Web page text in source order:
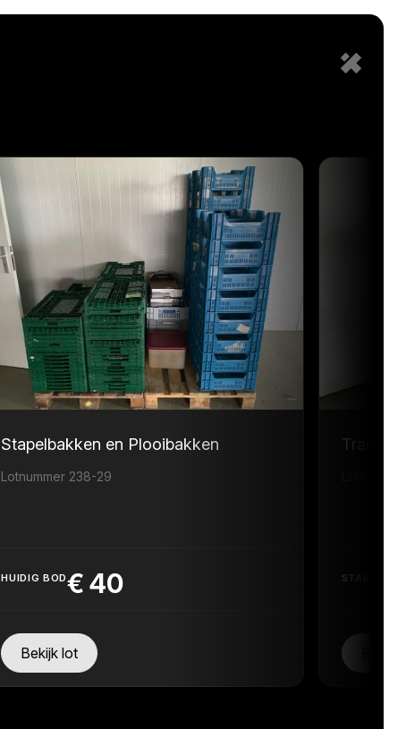
Stapelbakken en Plooibakken
Lotnummer 238-29
HUIDIG BOD€40
Bekijk lot